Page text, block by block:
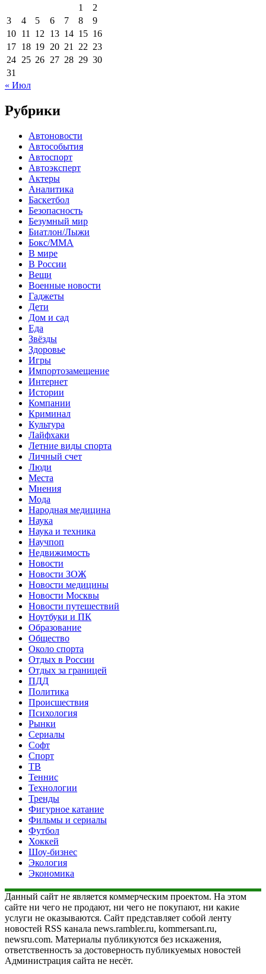
1
2
3
4 5 6 7 8
9
10 11 12 13 14 15 16
17 18 19 20 21 22 23
24 25 26 27 28 29 30
31
« Июл
Рубрики
Автоновости
Автособытия
Автоспорт
Автоэксперт
Актеры
Аналитика
Баскетбол
Безопасность
Безумный мир
Биатлон/Лыжи
Бокс/MMA
В мире
В России
Вещи
Военные новости
Гаджеты
Дети
Дом и сад
Еда
Звёзды
Здоровье
Игры
Импортозамещение
Интернет
Истории
Компании
Криминал
Культура
Лайфхаки
Летние виды спорта
Личный счет
Люди
Места
Мнения
Мода
Народная медицина
Наука
Наука и техника
Научпоп
Недвижимость
Новости
Новости ЗОЖ
Новости медицины
Новости Москвы
Новости путешествий
Ноутбуки и ПК
Образование
Общество
Около спорта
Отдых в России
Отдых за границей
ПДД
Политика
Происшествия
Психология
Рынки
Сериалы
Софт
Спорт
ТВ
Теннис
Технологии
Тренды
Фигурное катание
Фильмы и сериалы
Футбол
Хоккей
Шоу-бизнес
Экология
Экономика
Данный сайт не является коммерческим проектом. На этом
сайте ни чего не продают, ни чего не покупают, ни какие
услуги не оказываются. Сайт представляет собой ленту
новостей RSS канала news.rambler.ru, kommersant.ru,
newsru.com. Материалы публикуются без искажения,
ответственность за достоверность публикуемых новостей
Администрация сайта не несёт.